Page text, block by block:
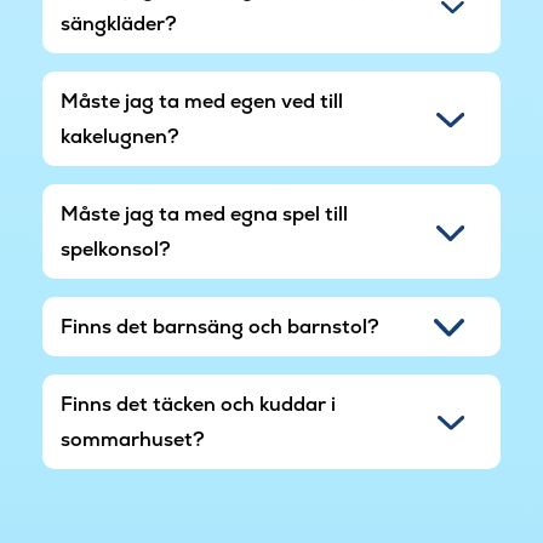
Här får ni ett semesterhus där modern komfort,
wellness och Bornholms natur smälter samman
– ett självklart val för en semester fylld av närhet
och fina upplevelser.
sängkläder?
Måste jag ta med egen ved till
kakelugnen?
Måste jag ta med egna spel till
spelkonsol?
Finns det barnsäng och barnstol?
Finns det täcken och kuddar i
sommarhuset?